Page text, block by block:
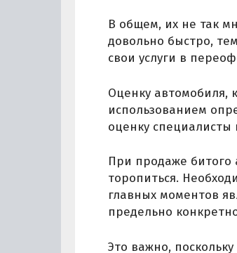
В общем, их не так
довольно быстро,
свои услуги в
Оценку автомобиля,
использованием
оценку специалисты
При продаже битого
торопиться.
главных моментов
предельно
Это важно,